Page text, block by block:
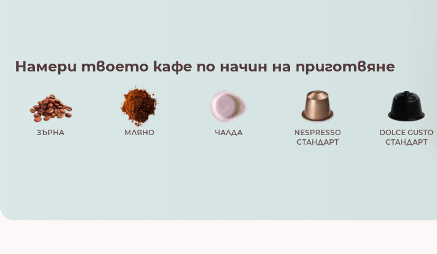
Намери твоето кафе по начин на приготвяне
ЗЪРНА МЛЯНО ЧАЛДА
NESPRESSO
СТАНДАРТ
DOLCE GUSTO
СТАНДАРТ